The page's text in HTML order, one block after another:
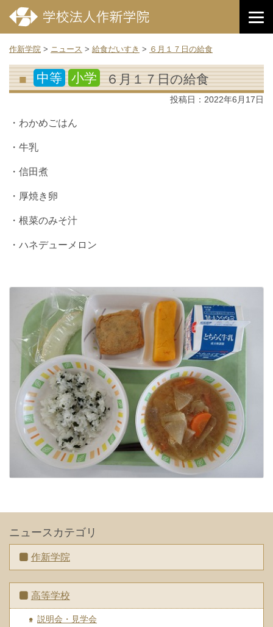
作新学院 > ニュース > 給食だいすき > ６月１７日の給食
中等 小学 ６月１７日の給食
投稿日： 2022年6月17日
・わかめごはん
・牛乳
・信田煮
・厚焼き卵
・根菜のみそ汁
・ハネデューメロン
ニュースカテゴリ
作新学院
高等学校
説明会・見学会